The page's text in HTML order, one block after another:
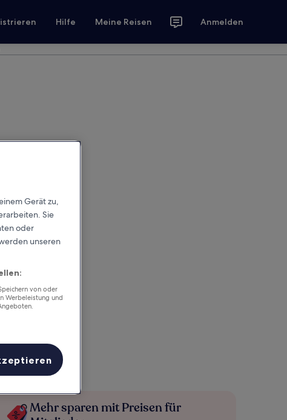
Hilfe Meine Reisen Anmelden
Mehr sparen mit Preisen für
Gerät zu,
Sie
oder
unseren
von oder
Werbeleistung und